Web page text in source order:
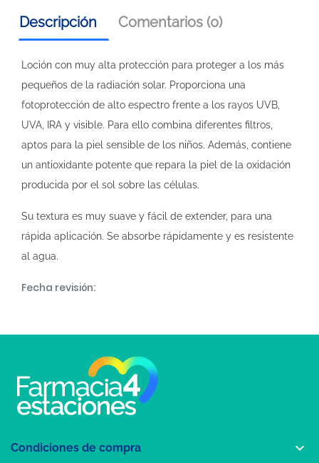
Descripción Comentarios (0)
Loción con muy alta protección para proteger a los más
pequeños de la radiación solar. Proporciona una
fotoprotección de alto espectro frente a los rayos UVB,
UVA, IRA y visible. Para ello combina diferentes filtros,
aptos para la piel sensible de los niños. Además, contiene
un antioxidante potente que repara la piel de la oxidación
producida por el sol sobre las células.
Su textura es muy suave y fácil de extender, para una
rápida aplicación. Se absorbe rápidamente y es resistente
al agua.
Fecha revisión:
Condiciones de compra 